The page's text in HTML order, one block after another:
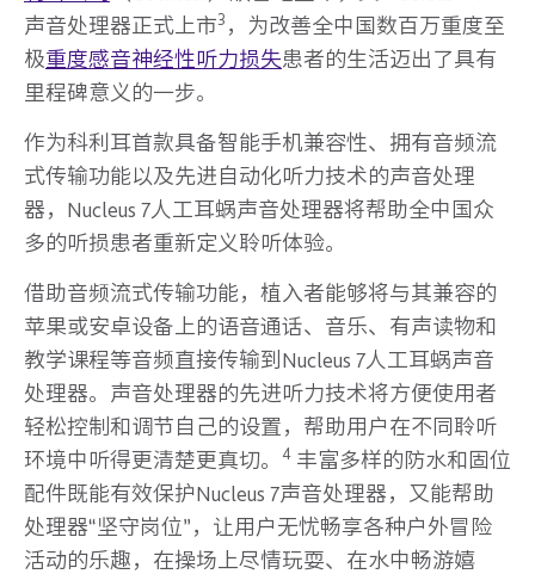
声音处理器正式上市3 ，为改善全中国数百万重度至
极重度感音神经性听力损失患者的生活迈出了具有
里程碑意义的一步。
作为科利耳首款具备智能手机兼容性、拥有音频流
式传输功能以及先进自动化听力技术的声音处理
器，Nucleus 7人工耳蜗声音处理器将帮助全中国众
多的听损患者重新定义聆听体验。
借助音频流式传输功能，植入者能够将与其兼容的
苹果或安卓设备上的语音通话、音乐、有声读物和
教学课程等音频直接传输到Nucleus 7人工耳蜗声音
处理器。声音处理器的先进听力技术将方便使用者
轻松控制和调节自己的设置，帮助用户在不同聆听
环境中听得更清楚更真切。
4 丰富多样的防水和固位
配件既能有效保护Nucleus 7声音处理器，又能帮助
处理器“坚守岗位”，让用户无忧畅享各种户外冒险
活动的乐趣，在操场上尽情玩耍、在水中畅游嬉